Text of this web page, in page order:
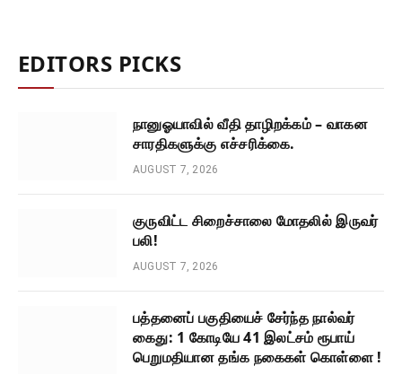
EDITORS PICKS
நானுஓயாவில் வீதி தாழிறக்கம் – வாகன
சாரதிகளுக்கு எச்சரிக்கை.
AUGUST 7, 2026
குருவிட்ட சிறைச்சாலை மோதலில் இருவர்
பலி!
AUGUST 7, 2026
பத்தனைப் பகுதியைச் சேர்ந்த நால்வர்
கைது: 1 கோடியே 41 இலட்சம் ரூபாய்
பெறுமதியான தங்க நகைகள் கொள்ளை !